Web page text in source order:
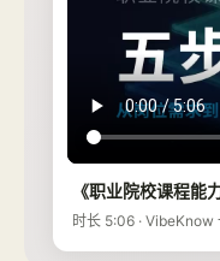
《职业院校课程能
时长 5:06 · VibeKnow